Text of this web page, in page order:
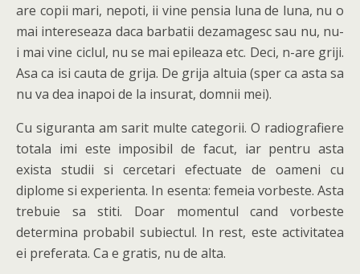
are copii mari, nepoti, ii vine pensia luna de luna, nu o
mai intereseaza daca barbatii dezamagesc sau nu, nu-
i mai vine ciclul, nu se mai epileaza etc. Deci, n-are griji.
Asa ca isi cauta de grija. De grija altuia (sper ca asta sa
nu va dea inapoi de la insurat, domnii mei).
Cu siguranta am sarit multe categorii. O radiografiere
totala imi este imposibil de facut, iar pentru asta
exista studii si cercetari efectuate de oameni cu
diplome si experienta. In esenta: femeia vorbeste. Asta
trebuie sa stiti. Doar momentul cand vorbeste
determina probabil subiectul. In rest, este activitatea
ei preferata. Ca e gratis, nu de alta.